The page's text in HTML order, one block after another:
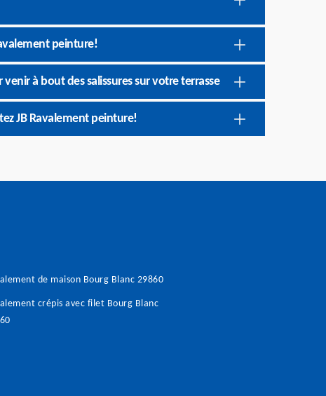
peinture!
à bout des salissures sur votre terrasse
JB Ravalement peinture!
de maison Bourg Blanc 29860
crépis avec filet Bourg Blanc